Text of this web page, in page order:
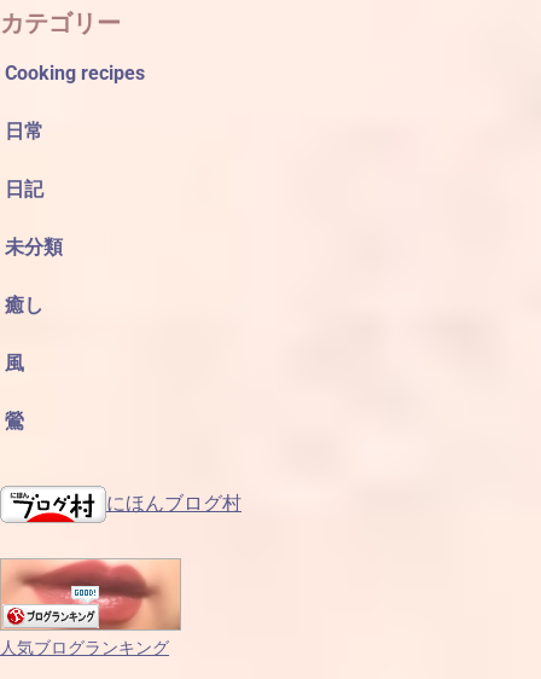
カテゴリー
Cooking recipes
日常
日記
未分類
癒し
風
鶯
にほんブログ村
人気ブログランキング